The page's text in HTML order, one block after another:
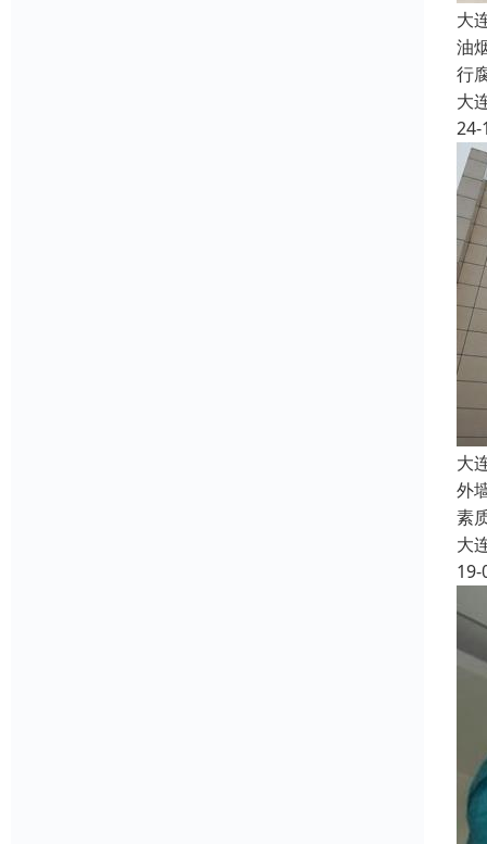
大
油
行
大
24-
大
外
素
大
19-